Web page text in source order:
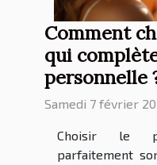
Comment
qui
personnelle
Samedi 7 février
Choisir le
parfaitement